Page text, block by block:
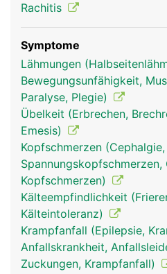
Schädel Frau
Rachitis
Symptome
Lähmungen
Bewegungsunfähigkeit,
Paralyse, Plegie)
Übelkeit (Erbrechen,
Emesis)
Kopfschmerzen
Spannungskopfschmerzen,
Kopfschmerzen)
Kälteempfindlichkeit
Kälteintoleranz)
Krampfanfall (Epilepsie,
Anfallskrankheit,
Zuckungen, Krampfanfall)